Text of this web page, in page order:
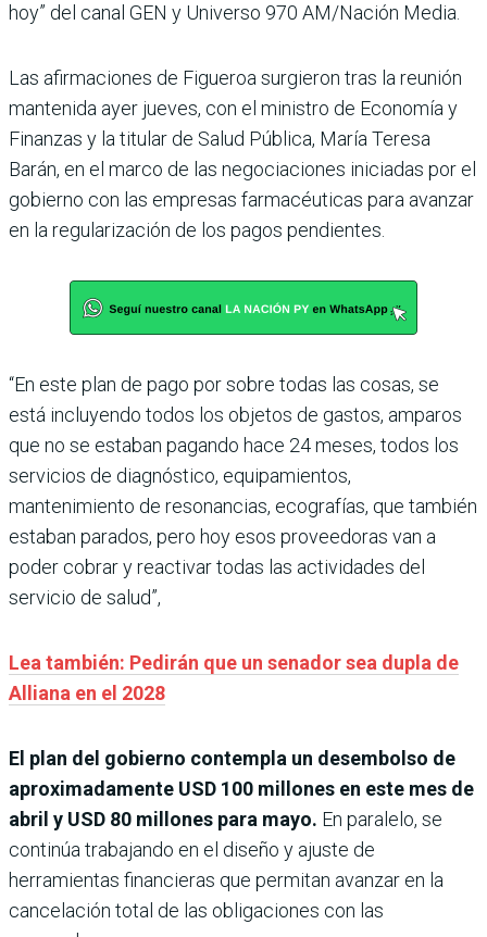
hoy” del canal GEN y Universo 970 AM/Nación Media.
Las afirmaciones de Figueroa surgieron tras la reunión
mantenida ayer jueves, con el ministro de Economía y
Finanzas y la titular de Salud Pública, María Teresa
Barán, en el marco de las negociaciones iniciadas por el
gobierno con las empresas farmacéuticas para avanzar
en la regularización de los pagos pendientes.
“En este plan de pago por sobre todas las cosas, se
está incluyendo todos los objetos de gastos, amparos
que no se estaban pagando hace 24 meses, todos los
servicios de diagnóstico, equipamientos,
mantenimiento de resonancias, ecografías, que también
estaban parados, pero hoy esos proveedoras van a
poder cobrar y reactivar todas las actividades del
servicio de salud”,
Lea también: Pedirán que un senador sea dupla de
Alliana en el 2028
El plan del gobierno contempla un desembolso de
aproximadamente USD 100 millones en este mes de
abril y USD 80 millones para mayo. En paralelo, se
continúa trabajando en el diseño y ajuste de
herramientas financieras que permitan avanzar en la
cancelación total de las obligaciones con las